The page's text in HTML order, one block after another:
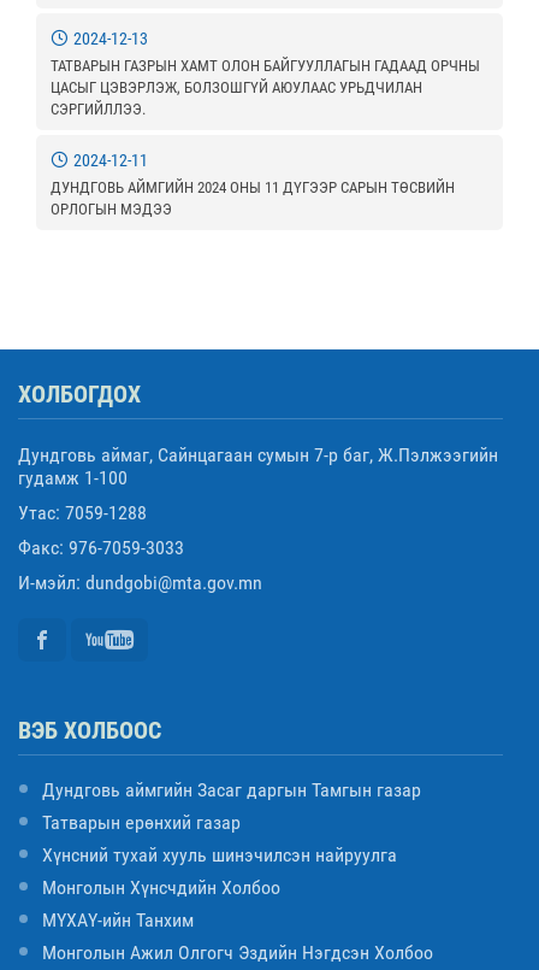
2024-12-13
ТАТВАРЫН ГАЗРЫН ХАМТ ОЛОН БАЙГУУЛЛАГЫН ГАДААД ОРЧНЫ
ЦАСЫГ ЦЭВЭРЛЭЖ, БОЛЗОШГҮЙ АЮУЛААС УРЬДЧИЛАН
СЭРГИЙЛЛЭЭ.
2024-12-11
ДУНДГОВЬ АЙМГИЙН 2024 ОНЫ 11 ДҮГЭЭР САРЫН ТӨСВИЙН
ОРЛОГЫН МЭДЭЭ
ХОЛБОГДОХ
Дундговь аймаг, Сайнцагаан сумын 7-р баг, Ж.Пэлжээгийн
гудамж 1-100
Утас: 7059-1288
Факс: 976-7059-3033
И-мэйл: dundgobi@mta.gov.mn
ВЭБ ХОЛБООС
Дундговь аймгийн Засаг даргын Тамгын газар
Татварын ерөнхий газар
Хүнсний тухай хууль шинэчилсэн найруулга
Монголын Хүнсчдийн Холбоо
МҮХАҮ-ийн Танхим
Монголын Ажил Олгогч Эздийн Нэгдсэн Холбоо